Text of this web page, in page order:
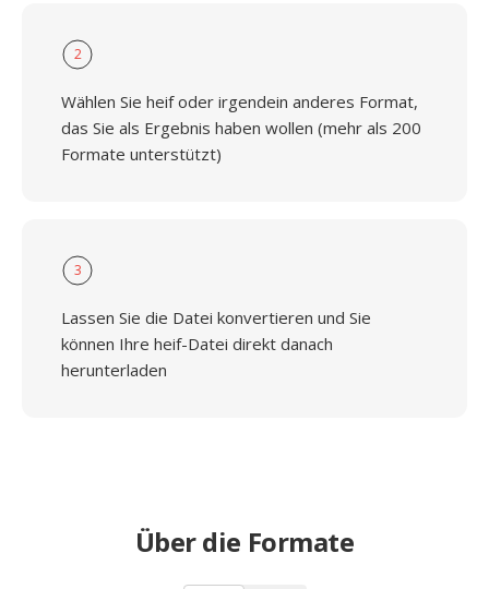
2
Wählen Sie heif oder irgendein anderes Format,
das Sie als Ergebnis haben wollen (mehr als 200
Formate unterstützt)
3
Lassen Sie die Datei konvertieren und Sie
können Ihre heif-Datei direkt danach
herunterladen
Über die Formate